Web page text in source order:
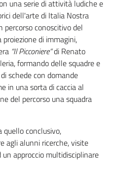
una serie di attività ludiche e
dell'arte di Italia Nostra
conoscitivo del
di immagini,
“Il Picconiere”di Renato
formando delle squadre e
schede con domande
in una sorta di caccia al
del percorso una squadra
quello conclusivo,
agli alunni ricerche, visite
approccio multidisciplinare